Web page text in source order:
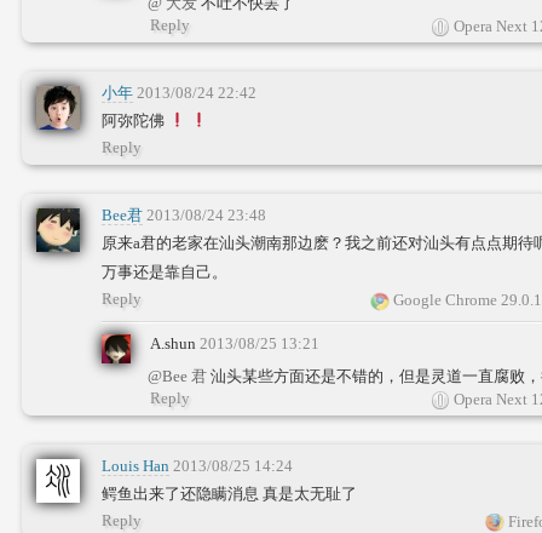
Opera Next
Reply
小年 2013/08/24 22:42
阿弥陀佛
Reply
Bee君 2013/08/24 23:48
原来a君的老家在汕头潮南那边麽？我之前还对汕头有点点期待
万事还是靠自己。
Google Chrome
Reply
A.shun 2013/08/25 13:21
@Bee 君 汕头某些方面还是不错的，但是灵道一直腐败
Opera Next
Reply
Louis Han 2013/08/25 14:24
鳄鱼出来了还隐瞒消息 真是太无耻了
Reply